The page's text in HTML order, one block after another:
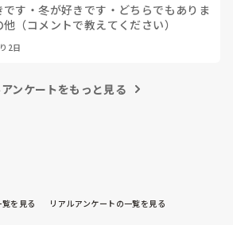
です ・冬が好きです ・ どちらでもありま
他（コメントで教えてください）
2日
ンケートをもっと見る
を見る リアルアンケートの一覧を見る